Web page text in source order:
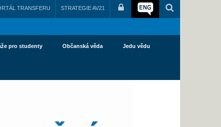
TRANSFERU STRATEGIE AV21
pro studenty Občanská věda Jedu vědu